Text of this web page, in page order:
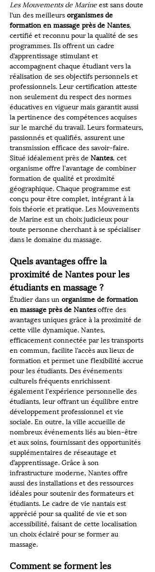
Les Mouvements de Marine est sans doute
l’un des meilleurs organismes de
formation en massage près de Nantes,
certifié et reconnu pour la qualité de ses
programmes. Ils offrent un cadre
d’apprentissage stimulant et
accompagnent chaque étudiant vers la
réalisation de ses objectifs personnels et
professionnels. Leur certification atteste
non seulement du respect des normes
éducatives en vigueur mais garantit aussi
la pertinence des compétences acquises
sur le marché du travail. Leurs formateurs,
passionnés et qualifiés, assurent une
transmission efficace des savoir-faire.
Situé idéalement près de Nantes, cet
organisme offre l'avantage de combiner
formation de qualité et proximité
géographique. Chaque programme est
conçu pour être complet, intégrant à la
fois théorie et pratique. Les Mouvements
de Marine est un choix judicieux pour
toute personne cherchant à se spécialiser
dans le domaine du massage.
Quels avantages offre la
proximité de Nantes pour les
étudiants en massage ?
Étudier dans un organisme de formation
en massage près de Nantes offre des
avantages uniques grâce à la proximité de
cette ville dynamique. Nantes,
efficacement connectée par les transports
en commun, facilite l’accès aux lieux de
formation et permet une flexibilité accrue
pour les étudiants. Des événements
culturels fréquents enrichissent
également l'expérience personnelle des
étudiants, leur offrant un équilibre entre
développement professionnel et vie
sociale. En outre, la ville accueille de
nombreux événements liés au bien-être
et aux soins, fournissant des opportunités
supplémentaires de réseautage et
d’apprentissage. Grâce à son
infrastructure moderne, Nantes offre
aussi des installations et des ressources
idéales pour soutenir des formateurs et
étudiants. Le cadre de vie nantais est
apprécié pour sa qualité de vie et son
accessibilité, faisant de cette localisation
un choix éclairé pour se former au
massage.
Comment se forment les